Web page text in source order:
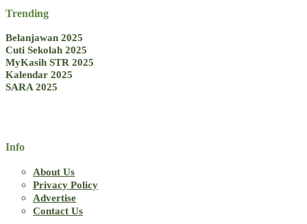
Trending
Belanjawan 2025
Cuti Sekolah 2025
MyKasih STR 2025
Kalendar 2025
SARA 2025
Info
About Us
Privacy Policy
Advertise
Contact Us